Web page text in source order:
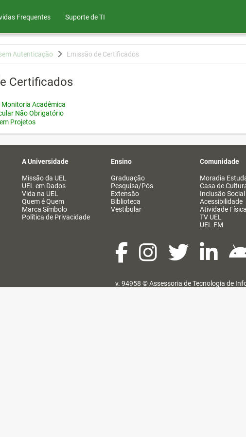
Frequentes Suporte de TI
Autenticação Emissão de Certificados
Certificados
Acadêmica
Não Obrigatório
Projetos
A Universidade
Missão da UEL
UEL em Dados
Vida na UEL
Quem é Quem
Marca Símbolo
Política de Privacidade
Ensino
Graduação
Pesquisa/Pós
Extensão
Biblioteca
Vestibular
Comunidade
Moradia
Casa de
Inclusão Social
Acessibilidade
Atividade Física
TV UEL
UEL FM
v. 94958 ©Assessoria de Tecnologia de